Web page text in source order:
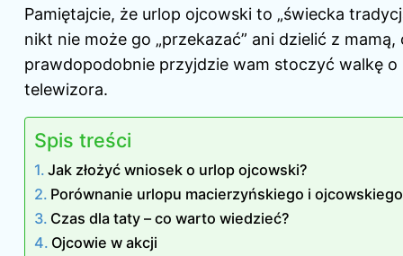
Pamiętajcie, że urlop ojcowski to „świecka
nikt nie może go „przekazać” ani dzielić z mamą,
prawdopodobnie przyjdzie wam stoczyć walkę o
telewizora.
Spis treści
Jak złożyć wniosek o urlop ojcowski?
Porównanie urlopu macierzyńskiego i ojcowskiego
Czas dla taty – co warto wiedzieć?
Ojcowie w akcji